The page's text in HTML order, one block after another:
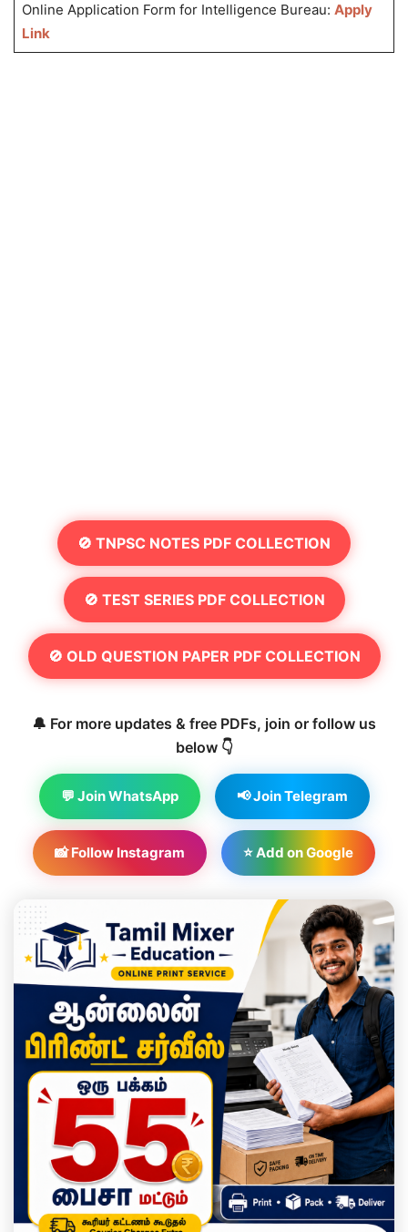
Online Application Form for Intelligence Bureau: Apply
Link
🚫 TNPSC NOTES PDF COLLECTION
🚫 TEST SERIES PDF COLLECTION
🚫 OLD QUESTION PAPER PDF COLLECTION
🔔 For more updates & free PDFs, join or follow us
below 👇
💬 Join WhatsApp 📢 Join Telegram
📸 Follow Instagram ⭐ Add on Google